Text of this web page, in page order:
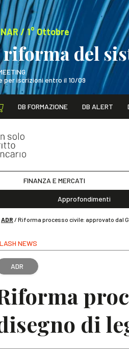
/ 1° Ottobre
riforma del
per iscrizioni entro il 10/09
WEBINAR /
DB FORMAZIONE DB ALERT
FINANZA E MERCATI
Approfondimenti
ADR /Riforma processo civile: approvato dal
NEWS
ADR
di